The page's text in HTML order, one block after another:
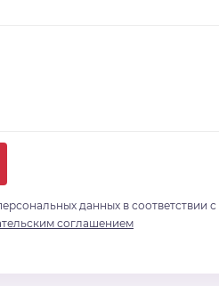
данных в соответствии с
соглашением